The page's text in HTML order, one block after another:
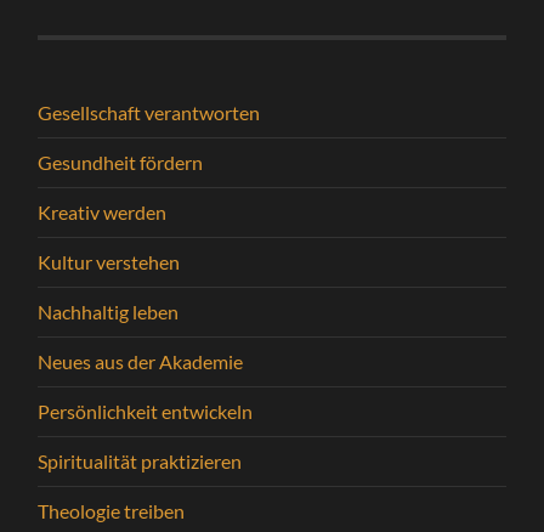
Gesellschaft verantworten
Gesundheit fördern
Kreativ werden
Kultur verstehen
Nachhaltig leben
Neues aus der Akademie
Persönlichkeit entwickeln
Spiritualität praktizieren
Theologie treiben